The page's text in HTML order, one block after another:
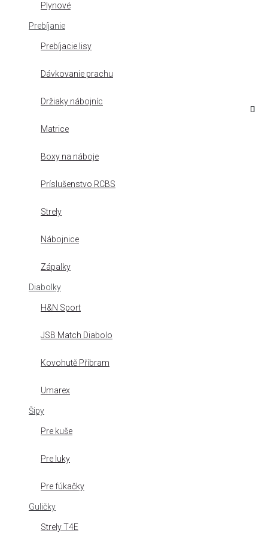
Plynové
Prebíjanie
Prebíjacie lisy
Dávkovanie prachu
Držiaky nábojníc
Matrice
Boxy na náboje
Príslušenstvo RCBS
Strely
Nábojnice
Zápalky
Diabolky
H&N Sport
JSB Match Diabolo
Kovohutě Příbram
Umarex
Šipy
Pre kuše
Pre luky
Pre fúkačky
Guličky
Strely T4E